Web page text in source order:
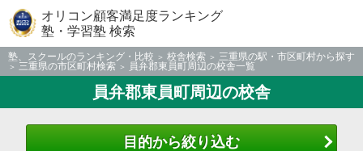
オリコン顧客満足度ランキング
塾・学習塾 検索
塾、スクールのランキング・比較 校舎検索
三重県の駅・市区町村から探す
三重県の市区町村検索
員弁郡東員町周辺の校舎一覧
員弁郡東員町周辺の校舎
目的から絞り込む